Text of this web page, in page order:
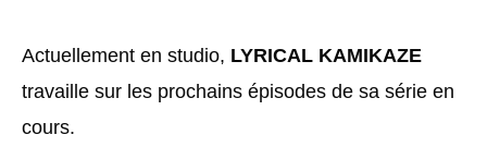
Actuellement en studio, LYRICAL KAMIKAZE
travaille sur les prochains épisodes de sa série en
cours.